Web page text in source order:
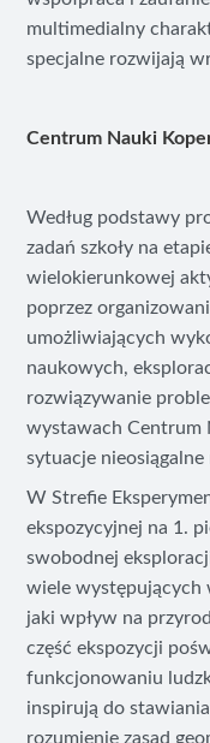
multimedialny
specjalne rozwijają
Centrum Nauki
Według podstawy
zadań szkoły na
wielokierunkowej
poprzez
umożliwiających
naukowych,
rozwiązywanie
wystawach Centrum
sytuacje
W Strefie
ekspozycyjnej na 1.
swobodnej
wiele występujących
jaki wpływ na
część ekspozycji
funkcjonowaniu
inspirują do
rozumienie zasad